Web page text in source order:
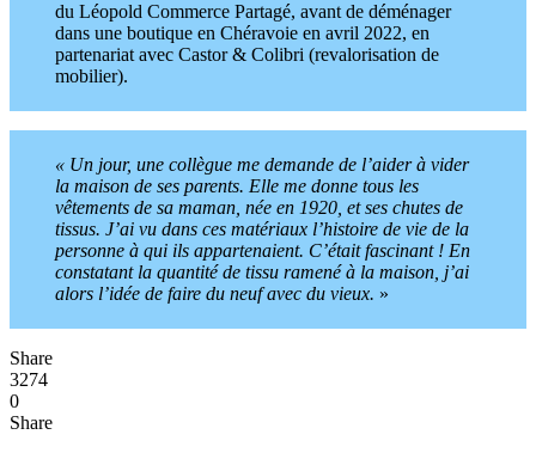
du Léopold Commerce Partagé, avant de déménager
dans une boutique en Chéravoie en avril 2022, en
partenariat avec Castor & Colibri (revalorisation de
mobilier).
« Un jour, une collègue me demande de l’aider à vider
la maison de ses parents. Elle me donne tous les
vêtements de sa maman, née en 1920, et ses chutes de
tissus. J’ai vu dans ces matériaux l’histoire de vie de la
personne à qui ils appartenaient. C’était fascinant ! En
constatant la quantité de tissu ramené à la maison, j’ai
alors l’idée de faire du neuf avec du vieux. »
Share
3274
0
Share